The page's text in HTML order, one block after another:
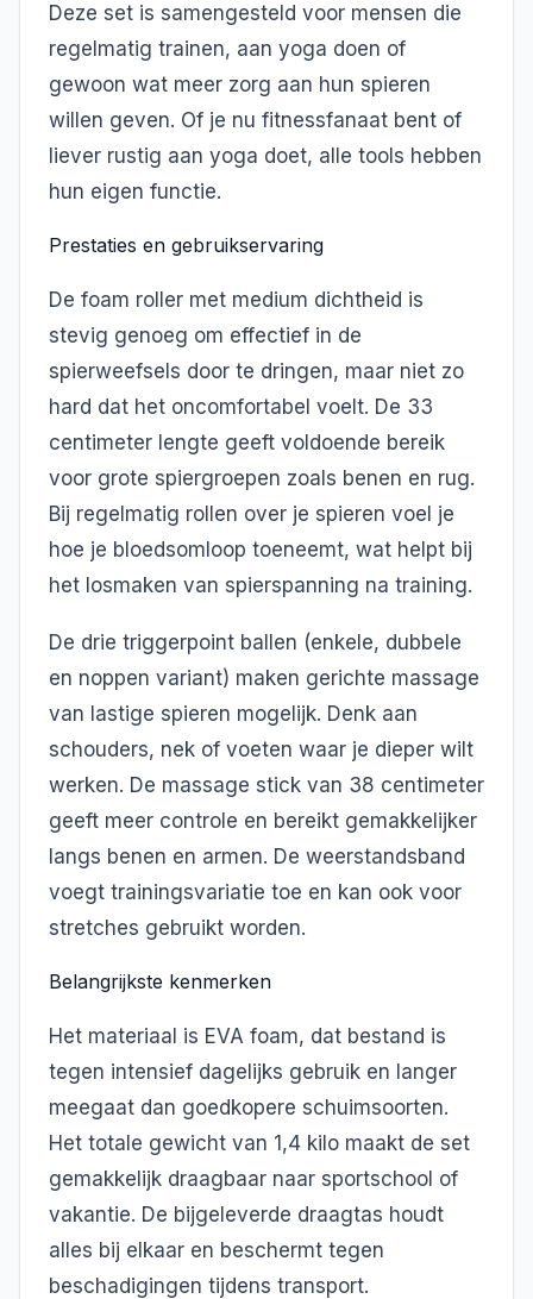
Deze set is samengesteld voor mensen die
regelmatig trainen, aan yoga doen of
gewoon wat meer zorg aan hun spieren
willen geven. Of je nu fitnessfanaat bent of
liever rustig aan yoga doet, alle tools hebben
hun eigen functie.
Prestaties en gebruikservaring
De foam roller met medium dichtheid is
stevig genoeg om effectief in de
spierweefsels door te dringen, maar niet zo
hard dat het oncomfortabel voelt. De 33
centimeter lengte geeft voldoende bereik
voor grote spiergroepen zoals benen en rug.
Bij regelmatig rollen over je spieren voel je
hoe je bloedsomloop toeneemt, wat helpt bij
het losmaken van spierspanning na training.
De drie triggerpoint ballen (enkele, dubbele
en noppen variant) maken gerichte massage
van lastige spieren mogelijk. Denk aan
schouders, nek of voeten waar je dieper wilt
werken. De massage stick van 38 centimeter
geeft meer controle en bereikt gemakkelijker
langs benen en armen. De weerstandsband
voegt trainingsvariatie toe en kan ook voor
stretches gebruikt worden.
Belangrijkste kenmerken
Het materiaal is EVA foam, dat bestand is
tegen intensief dagelijks gebruik en langer
meegaat dan goedkopere schuimsoorten.
Het totale gewicht van 1,4 kilo maakt de set
gemakkelijk draagbaar naar sportschool of
vakantie. De bijgeleverde draagtas houdt
alles bij elkaar en beschermt tegen
beschadigingen tijdens transport.